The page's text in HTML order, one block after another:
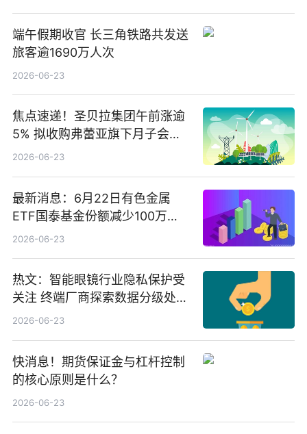
端午假期收官 长三角铁路共发送
旅客逾1690万人次
2026-06-23
焦点速递！圣贝拉集团午前涨逾
5% 拟收购弗蕾亚旗下月子会所
业务少数股权
2026-06-23
最新消息：6月22日有色金属
ETF国泰基金份额减少100万
份，重仓股紫金矿业、洛阳钼
2026-06-23
热文：智能眼镜行业隐私保护受
关注 终端厂商探索数据分级处理
等方案
2026-06-23
快消息！期货保证金与杠杆控制
的核心原则是什么？
2026-06-23